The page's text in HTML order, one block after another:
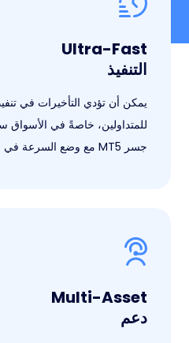
Ultra-Fast
التنفيذ
يمكن أن تؤدي التأخيرات في
للمتداولين، خاصةً في الأسواق
جسر MT5 مع وضع السرعة في الاعتبار.
Multi-Asset
دعم